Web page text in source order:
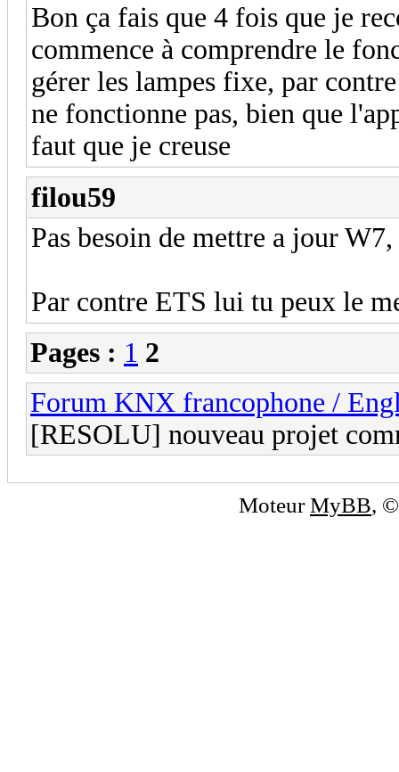
Bon ça fais que 4 fois que je
commence à comprendre le
gérer les lampes fixe, par
ne fonctionne pas, bien que
faut que je creuse
filou59
Pas besoin de mettre a jour
Par contre ETS lui tu peux le
Pages : 1 2
Forum KNX francophone /
[RESOLU] nouveau projet
MoteurMyBB,